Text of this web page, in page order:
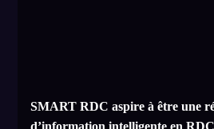
SMART RDC aspire à être une